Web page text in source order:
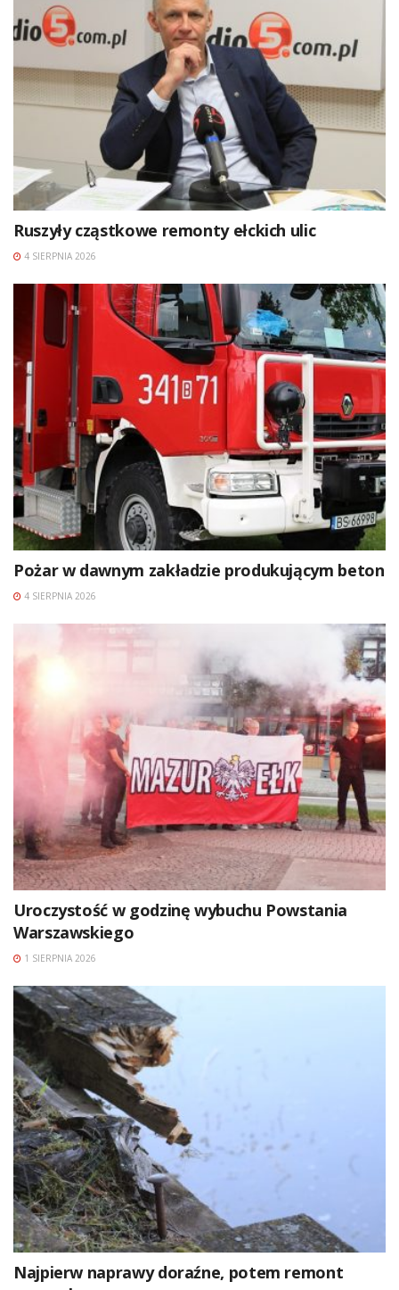
Ruszyły cząstkowe remonty ełckich ulic
4 SIERPNIA 2026
Pożar w dawnym zakładzie produkującym beton
4 SIERPNIA 2026
Uroczystość w godzinę wybuchu Powstania
Warszawskiego
1 SIERPNIA 2026
Najpierw naprawy doraźne, potem remont